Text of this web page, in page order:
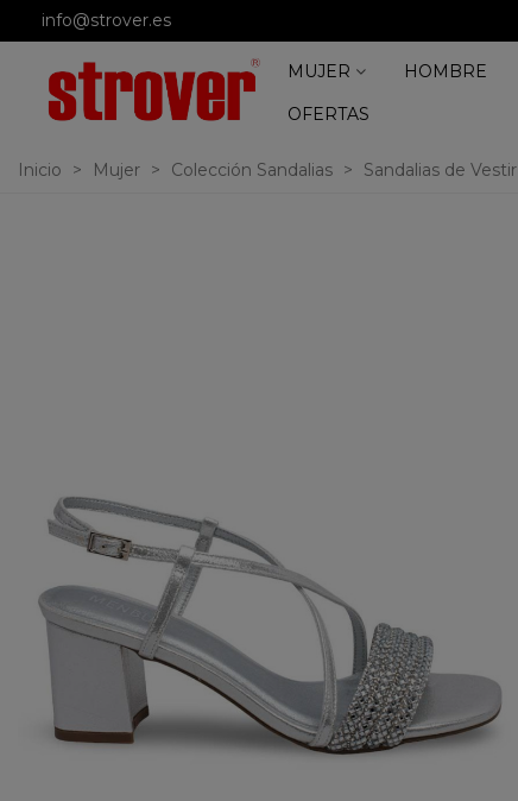
info@strover.es
MUJER HOMBRE
OFERTAS
Inicio > Mujer > Colección Sandalias > Sandalias de Vestir